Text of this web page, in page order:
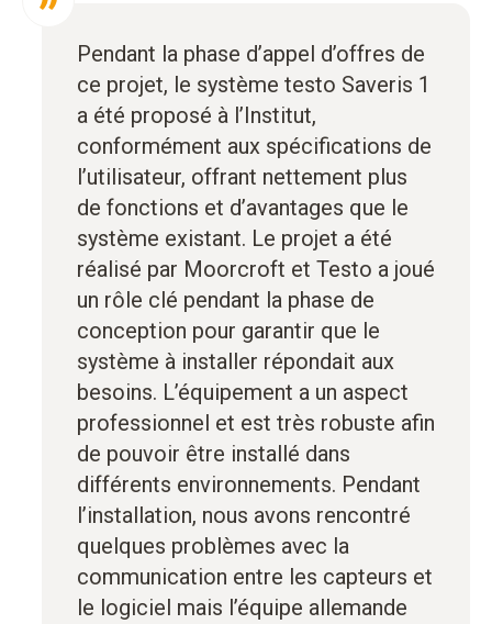
Pendant la phase d’appel d’offres de
ce projet, le système testo Saveris 1
a été proposé à l’Institut,
conformément aux spécifications de
l’utilisateur, offrant nettement plus
de fonctions et d’avantages que le
système existant. Le projet a été
réalisé par Moorcroft et Testo a joué
un rôle clé pendant la phase de
conception pour garantir que le
système à installer répondait aux
besoins. L’équipement a un aspect
professionnel et est très robuste afin
de pouvoir être installé dans
différents environnements. Pendant
l’installation, nous avons rencontré
quelques problèmes avec la
communication entre les capteurs et
le logiciel mais l’équipe allemande